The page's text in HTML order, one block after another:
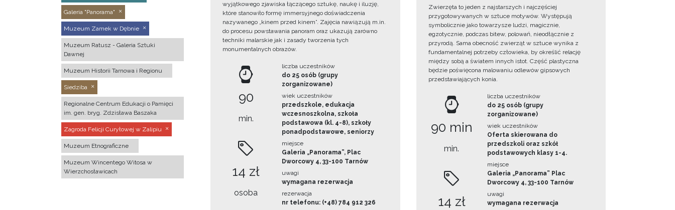
Galeria "Panorama"
Muzeum Zamek w Dębnie
Muzeum Ratusz - Galeria Sztuki
Dawnej
Muzeum Historii Tarnowa i Regionu
Siedziba
Regionalne Centrum Edukacji o Pamięci
im. gen. bryg. Zdzisława Baszaka
Zagroda Felicji Curyłowej w Zalipiu
Muzeum Etnograficzne
Muzeum Wincentego Witosa w
Wierzchosławicach
wyjątkowego zjawiska łączącego sztukę, naukę i iluzję,
które stanowiło formę immersyjnego doświadczenia
nazywanego „kinem przed kinem”. Zajęcia nawiązują m.in.
do procesu powstawania panoram oraz ukazują zarówno
techniki malarskie jak i zasady tworzenia tych
monumentalnych obrazów.
90
min.
14 zł
osoba
liczba uczestników
do 25 osób (grupy
zorganizowane)
wiek uczestników
przedszkole, edukacja
wczesnoszkolna, szkoła
podstawowa (kl. 4-8), szkoły
ponadpodstawowe, seniorzy
miejsce
Galeria „Panorama”, Plac
Dworcowy 4, 33-100 Tarnów
uwagi
wymagana rezerwacja
rezerwacja
nr telefonu: (+48) 784 912 326
Zwierzęta to jeden z najstarszych i najczęściej
przygotowywanych w sztuce motywów. Występują
symbolicznie jako towarzysze ludzi, magicznie,
egzotycznie, podczas bitew, polowań, nieodłącznie z
przyrodą. Sama obecność zwierząt w sztuce wynika z
fundamentalnej potrzeby człowieka, by określić relację
między sobą a światem innych istot. Część plastyczna
będzie poświęcona malowaniu odlewów gipsowych
przedstawiających konia.
90 min
min.
14 zł
liczba uczestników
do 25 osób (grupy
zorganizowane)
wiek uczestników
Oferta skierowana do
przedszkoli oraz szkół
podstawowych klasy 1-4.
miejsce
Galeria „Panorama” Plac
Dworcowy 4, 33-100 Tarnów
uwagi
wymagana rezerwacja